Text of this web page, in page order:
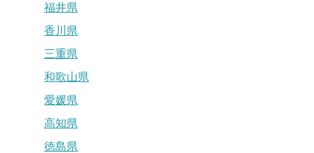
福井県
香川県
三重県
和歌山県
愛媛県
高知県
徳島県